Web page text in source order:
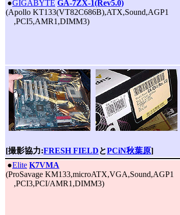
●GIGABYTE GA-7ZX-1(Rev5.0)
(Apollo KT133(VT82C686B),ATX,Sound,AGP1
,PCI5,AMR1,DIMM3)
[撮影協力:FRESH FIELDとPCiN秋葉原]
●Elite K7VMA
(ProSavage KM133,microATX,VGA,Sound,AGP1
,PCI3,PCI/AMR1,DIMM3)